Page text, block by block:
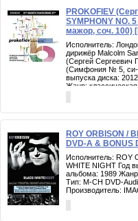
PROKOFIEV
SYMPHONY
мажор, соч. 100)
Исполнитель:
дирижёр Malcolm
(Сергей Сергеевич
(Симфония № 5, си-
выпуска диска:
Жанр:
DVD-A и Бонус CD
RECORDS
ROY ORBISON /
DVD-A & BONUS
Исполнитель: ROY
WHITE NIGHT Год
альбома: 1989
Тип: M-CH DVD-
Производитель: